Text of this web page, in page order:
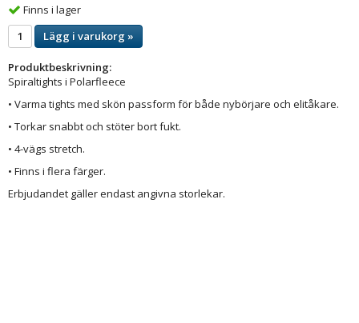
Finns i lager
Lägg i varukorg »
Produktbeskrivning:
Spiraltights i Polarfleece
• Varma tights med skön passform för både nybörjare och elitåkare.
• Torkar snabbt och stöter bort fukt.
• 4-vägs stretch.
• Finns i flera färger.
Erbjudandet gäller endast angivna storlekar.